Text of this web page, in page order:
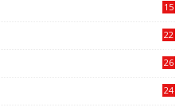
15
22
26
24